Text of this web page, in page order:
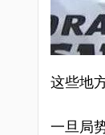
这些地
一旦局